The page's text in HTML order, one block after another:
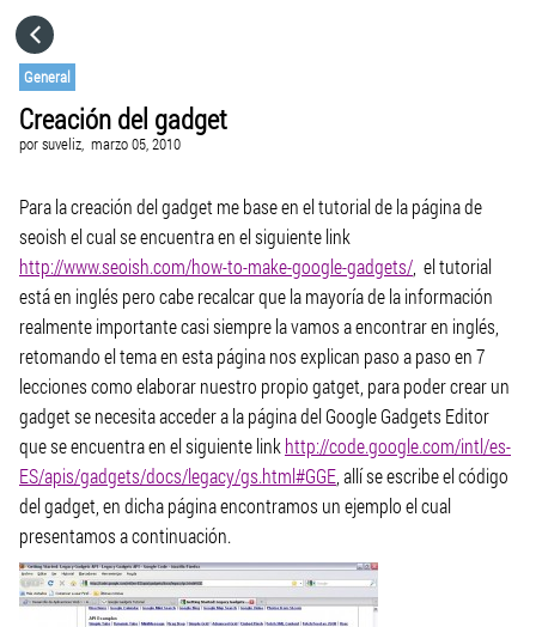
General
Creación del gadget
porsuveliz, marzo 05, 2010
Para la creación del gadget me base en el tutorial de la página de
seoish el cual se encuentra en el siguiente link
http://www.seoish.com/how-to-make-google-gadgets/ , el tutorial
está en inglés pero cabe recalcar que la mayoría de la información
realmente importante casi siempre la vamos a encontrar en inglés,
retomando el tema en esta página nos explican paso a paso en 7
lecciones como elaborar nuestro propio gatget, para poder crear un
gadget se necesita acceder a la página del Google Gadgets Editor
que se encuentra en el siguiente link http://code.google.com/intl/es-
ES/apis/gadgets/docs/legacy/gs.html#GGE , allí se escribe el código
del gadget, en dicha página encontramos un ejemplo el cual
presentamos a continuación.
CATEGORÍAS
IR A
VISITA EL SITIO WEB